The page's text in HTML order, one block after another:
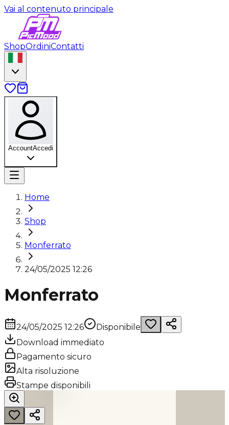
Vai al contenuto principale
ShopOrdiniContatti
AccountAccedi
Home
Shop
Monferrato
24/05/2025 12:26
Monferrato
24/05/2025 12:26
Disponibile
Download immediato
Pagamento sicuro
Alta risoluzione
Stampe disponibili